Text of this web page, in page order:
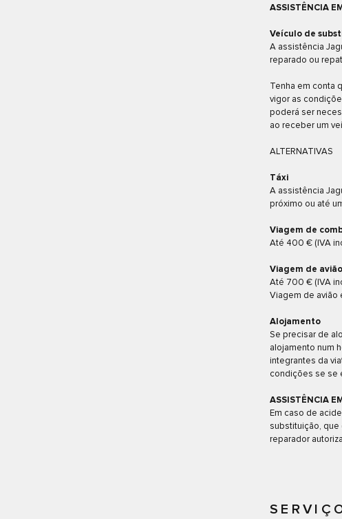
ASSISTÊNCIA
Veículo de
A assistência
reparado ou
Tenha em conta
vigor as
poderá ser
ao receber um
ALTERNATIVAS
Táxi
A assistência
próximo ou até
Viagem de
Até 400 € (IVA
Viagem de avião
Até 700 € (IVA
Viagem de avião
Alojamento
Se precisar de
alojamento num
integrantes da
condições se se
ASSISTÊNCIA
Em caso de
substituição, que
reparador